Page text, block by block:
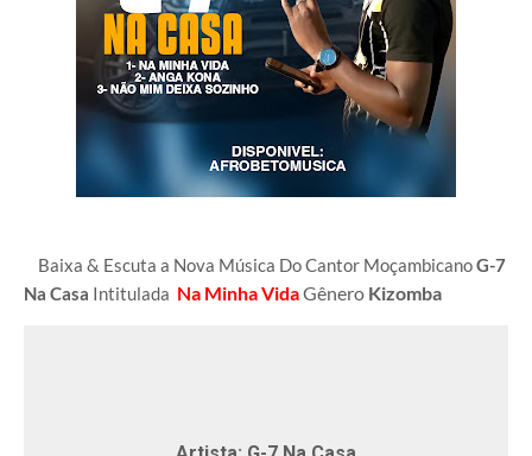
Baixa & Escuta a Nova Música Do Cantor MoçambicanoG-7
Na Casa Intitulada Na Minha VidaGênero Kizomba